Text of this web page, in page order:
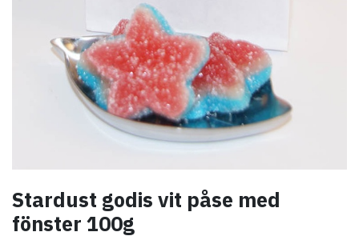
Stardust godis vit påse med
fönster 100g